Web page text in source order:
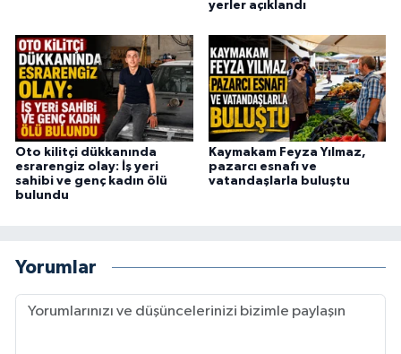
yerler açıklandı
Oto kilitçi dükkanında
esrarengiz olay: İş yeri
sahibi ve genç kadın ölü
bulundu
Kaymakam Feyza Yılmaz,
pazarcı esnafı ve
vatandaşlarla buluştu
Yorumlar